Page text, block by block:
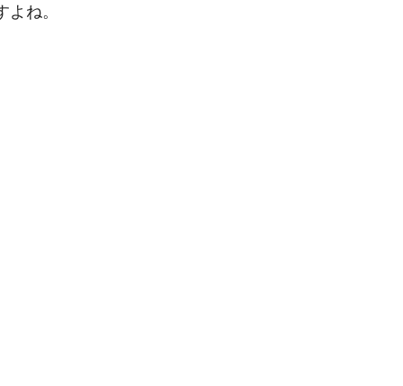
ね。